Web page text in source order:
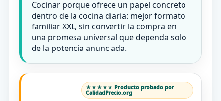
Cocinar porque ofrece un papel concreto
dentro de la cocina diaria: mejor formato
familiar XXL, sin convertir la compra en
una promesa universal que dependa solo
de la potencia anunciada.
★★★★★ Producto probado por
CalidadPrecio.org